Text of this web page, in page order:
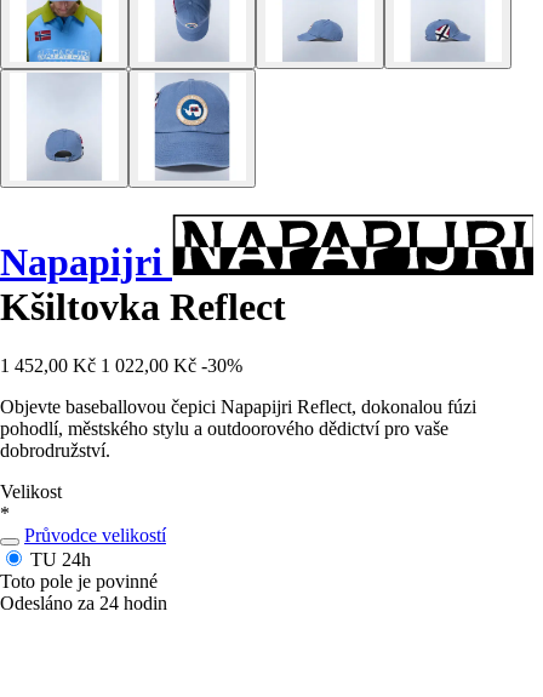
Napapijri
Kšiltovka Reflect
1 452,00 Kč 1 022,00 Kč -30%
Objevte baseballovou čepici Napapijri Reflect, dokonalou fúzi
pohodlí, městského stylu a outdoorového dědictví pro vaše
dobrodružství.
Velikost
*
Průvodce velikostí
TU 24h
Toto pole je povinné
Odesláno za 24 hodin